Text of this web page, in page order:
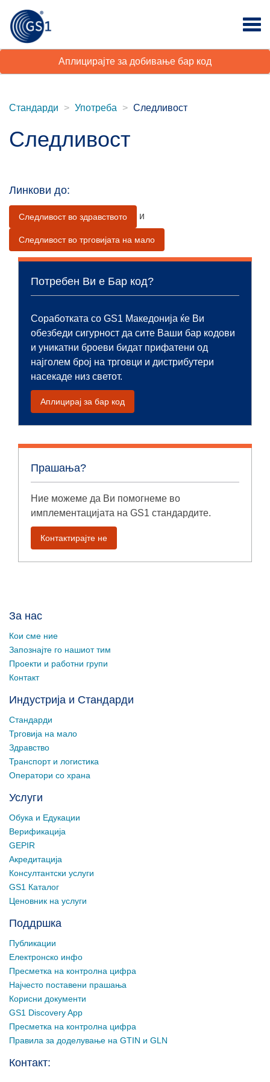
Аплицирајте за добивање бар код
Стандарди Употреба Следливост
Следливост
Линкови до:
Следливост во здравството и
Следливост во трговијата на мало
Потребен Ви е Бар код?
Соработката со GS1 Македонија ќе Ви
обезбеди сигурност да сите Ваши бар кодови
и уникатни броеви бидат прифатени од
најголем број на трговци и дистрибутери
насекаде низ светот.
Аплицирај за бар код
Прашања?
Ние можеме да Ви помогнеме во
имплементацијата на GS1 стандардите.
Контактирајте не
За нас
Кои сме ние
Запознајте го нашиот тим
Проекти и работни групи
Контакт
Индустрија и Стандарди
Стандарди
Трговија на мало
Здравство
Транспорт и логистика
Оператори со храна
Услуги
Обука и Едукации
Верификација
GEPIR
Акредитација
Консултантски услуги
GS1 Каталог
Ценовник на услуги
Поддршка
Публикации
Електронско инфо
Пресметка на контролна цифра
Најчесто поставени прашања
Корисни документи
GS1 Discovery App
Пресметка на контролна цифра
Правила за доделување на GTIN и GLN
Контакт: